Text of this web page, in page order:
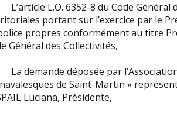
L.O. 6352-8 du Code Général
portant sur l’exercice par le
propres conformément au titre
Général des Collectivités,
demande déposée par l’Association
de Saint-Martin »
Luciana, Présidente,